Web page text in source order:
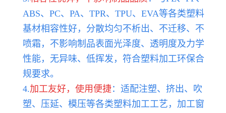
ABS、PC、PA、TPR、TPU、EVA等各类塑料
基材相容性好，分散均匀不析出、不迁移、不
喷霜，不影响制品表面光泽度、透明度及力学
性能，无异味、低挥发，符合塑料加工环保合
规要求。
4.加工友好，使用便捷：适配注塑、挤出、吹
塑、压延、模压等各类塑料加工工艺，加工窗